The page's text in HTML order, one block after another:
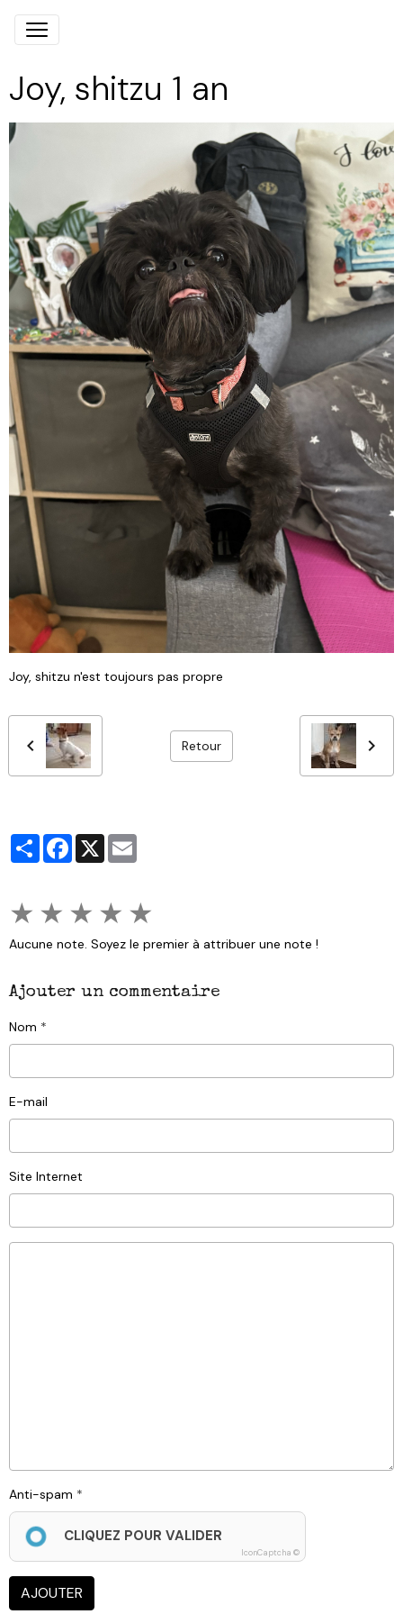
Joy, shitzu 1 an
Joy, shitzu n'est toujours pas propre
Retour
PartagerFacebook
X
★ ★ ★ ★ ★
Aucune note. Soyez le premier à attribuer une note !
Ajouter un commentaire
Nom
E-mail
Site Internet
Anti-spam
CLIQUEZ POUR VALIDER
IconCaptcha ©
AJOUTER